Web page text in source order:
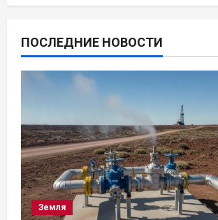
ПОСЛЕДНИЕ НОВОСТИ
Земля